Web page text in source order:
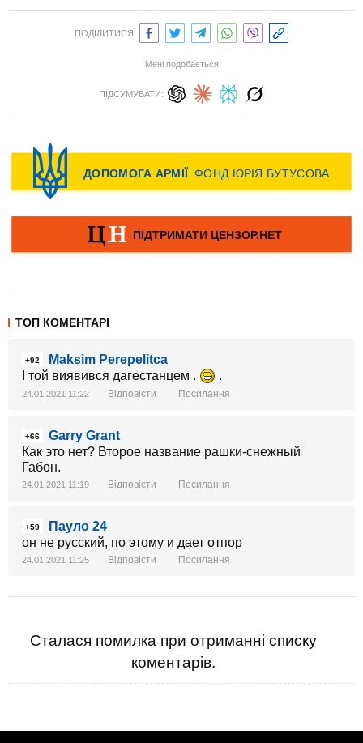
ПОДІЛИТИСЯ:
Мені подобається
ПІДСУМУВАТИ:
ТОП КОМЕНТАРІ
+92
Maksim Perepelitca
І той виявився дагестанцем .
.
24.01.2021 11:22 Відповісти Посилання
+66
Garry Grant
Как это нет? Второе название рашки-снежный
Габон.
24.01.2021 11:19 Відповісти Посилання
+59
Пауло 24
он не русский, по этому и дает отпор
24.01.2021 11:25 Відповісти Посилання
Сталася помилка при отриманні списку
коментарів.